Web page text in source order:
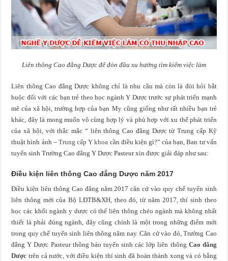
Liên thông Cao đẳng Dược để đón đầu xu hướng tìm kiếm việc làm
Liên thông Cao đẳng Dược không chỉ là nhu cầu mà còn là đòi hỏi bắt
buộc đối với các bạn trẻ theo học ngành Y Dược trước sự phát triển mạnh
mẽ của xã hội, trường hợp của bạn My cũng giống như rất nhiều bạn trẻ
khác, đây là mong muốn vô cùng hợp lý và phù hợp với xu thế phát triển
của xã hội, với thắc mắc “ liên thông Cao đẳng Dược từ Trung cấp Kỹ
thuật hình ảnh – Trung cấp Y khoa cần điều kiện gì?” của bạn, Ban tư vấn
tuyển sinh Trường Cao đẳng Y Dược Pasteur xin được giải đáp như sau:
Điều kiện liên thông Cao đẳng Dược năm 2017
Điều kiện liên thông Cao đẳng năm 2017 căn cứ vào quy chế tuyển sinh
liên thông mới của Bộ LĐTB&XH, theo đó, từ năm 2017, thí sinh theo
học các khối ngành y dược có thể liên thông chéo ngành mà không nhất
thiết là phải đúng ngành, đây cũng chính là một trong những điểm mới
trong quy chế tuyển sinh liên thông năm nay. Căn cứ vào đó, Trường Cao
đẳng Y Dược Pasteur thông báo tuyển sinh các lớp liên thông Cao đẳng
Dược trên cả nước, với điều kiện thí sinh đã hoàn thành xong và có bằng